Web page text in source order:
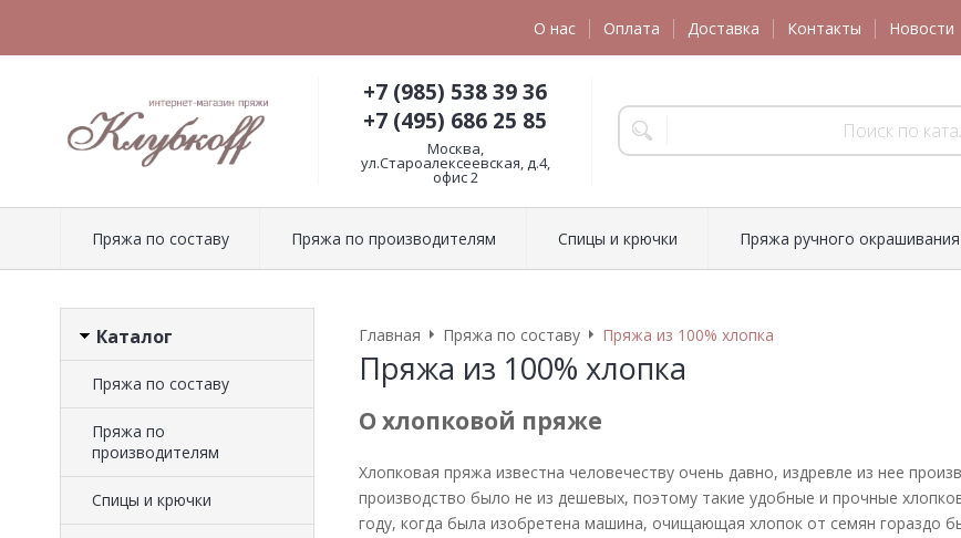
О нас Оплата Доставка Контакты Новости
+7 (985) 538 39 36
+7 (495) 686 25 85
Москва,
ул.Староалексеевская, д.4,
офис 2
Пряжа по составу Пряжа по производителям Спицы и крючки Пряжа ручного окрашивания
Каталог
Пряжа по составу
Пряжа по
производителям
Спицы и крючки
Главная Пряжа по составу Пряжа из 100% хлопка
Пряжа из 100% хлопка
О хлопковой пряже
Хлопковая пряжа известна человечеству очень давно, издревле из нее
производство было не из дешевых, поэтому такие удобные и прочные
году, когда была изобретена машина, очищающая хлопок от семян гораздо